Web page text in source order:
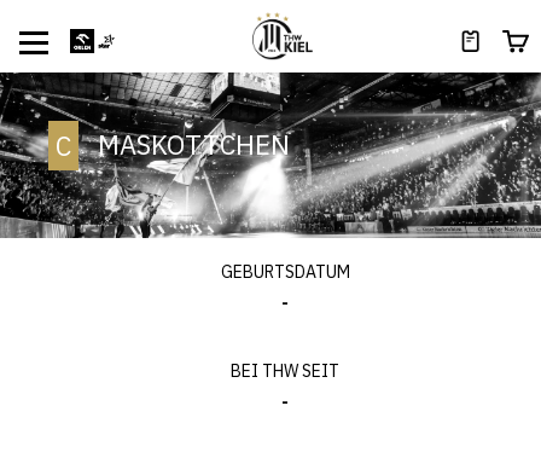
C MASKOTTCHEN
GEBURTSDATUM
-
BEI THW SEIT
-